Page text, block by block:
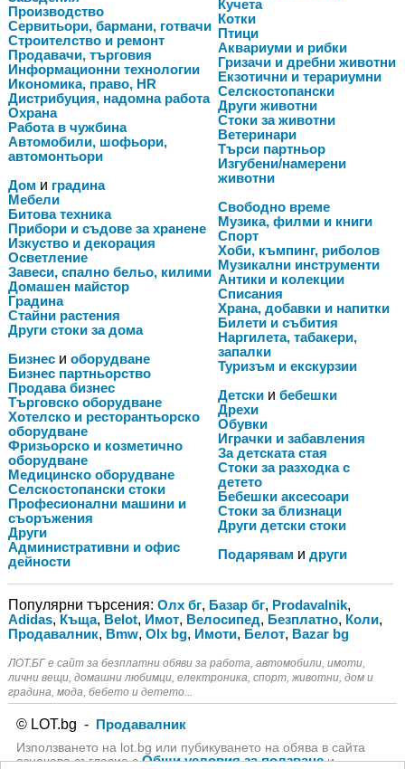
Производство
Сервитьори, бармани, готвачи
Строителство и ремонт
Продавачи, търговия
Информационни технологии
Икономика, право, HR
Дистрибуция, надомна работа
Охрана
Работа в чужбина
Автомобили, шофьори,
автомонтьори
Дом и градина
Мебели
Битова техника
Прибори и съдове за хранене
Изкуство и декорация
Осветление
Завеси, спално бельо, килими
Домашен майстор
Градина
Стайни растения
Други стоки за дома
Бизнеси оборудване
Бизнес партньорство
Продава бизнес
Търговско оборудване
Хотелско и ресторантьорско
оборудване
Фризьорско и козметично
оборудване
Медицинско оборудване
Селскостопански стоки
Професионални машини и
съоръжения
Други
Административни и офис
дейности
Кучета
Котки
Птици
Аквариуми и рибки
Гризачи и дребни животни
Екзотични и терариумни
Селскостопански
Други животни
Стоки за животни
Ветеринари
Търси партньор
Изгубени/намерени
животни
Свободно време
Музика, филми и книги
Спорт
Хоби, къмпинг, риболов
Музикални инструменти
Антики и колекции
Списания
Храна, добавки и напитки
Билети и събития
Наргилета, табакери,
запалки
Туризъм и екскурзии
Детскии бебешки
Дрехи
Обувки
Играчки и забавления
За детската стая
Стоки за разходка с
детето
Бебешки аксесоари
Стоки за близнаци
Други детски стоки
Подарявам и други
Популярни търсения: Олх бг, Базар бг, Prodavalnik,
Adidas, Къща, Belot, Имот, Велосипед, Безплатно, Коли,
Продавалник, Bmw, Olx bg, Имоти, Белот, Bazar bg
ЛОТ.БГ e сайт за безплатни обяви за работа, автомобили, имоти,
лични вещи, домашни любимци, електроника, спорт, животни, дом и
градина, мода, бебето и детето...
© LOT.bg - Продавалник
Използването на lot.bg или пубикуването на обява в сайта
означава съгласие сОбщи условия за ползванеи